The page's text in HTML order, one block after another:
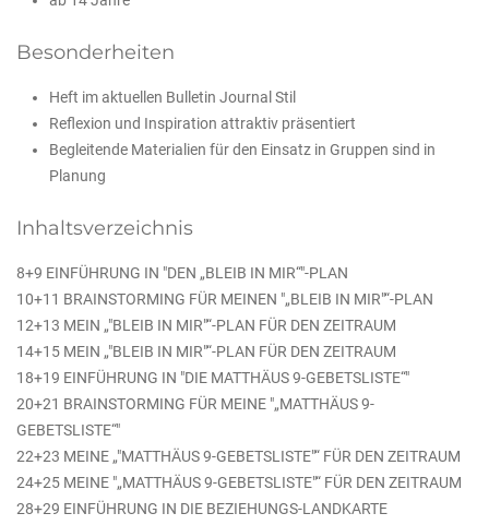
Besonderheiten
Heft im aktuellen Bulletin Journal Stil
Reflexion und Inspiration attraktiv präsentiert
Begleitende Materialien für den Einsatz in Gruppen sind in
Planung
Inhaltsverzeichnis
8+9 EINFÜHRUNG IN "DEN „BLEIB IN MIR“"-PLAN
10+11 BRAINSTORMING FÜR MEINEN "„BLEIB IN MIR"“-PLAN
12+13 MEIN „"BLEIB IN MIR"“-PLAN FÜR DEN ZEITRAUM
14+15 MEIN „"BLEIB IN MIR"“-PLAN FÜR DEN ZEITRAUM
18+19 EINFÜHRUNG IN "DIE MATTHÄUS 9-GEBETSLISTE“"
20+21 BRAINSTORMING FÜR MEINE "„MATTHÄUS 9-
GEBETSLISTE“"
22+23 MEINE „"MATTHÄUS 9-GEBETSLISTE"“ FÜR DEN ZEITRAUM
24+25 MEINE "„MATTHÄUS 9-GEBETSLISTE"“ FÜR DEN ZEITRAUM
28+29 EINFÜHRUNG IN DIE BEZIEHUNGS-LANDKARTE